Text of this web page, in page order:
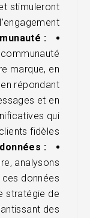
stimuleront
l’engagement.
:
marque, en
répondant
et en
qui
fidèles.
:
analysons
données
stratégie de
des